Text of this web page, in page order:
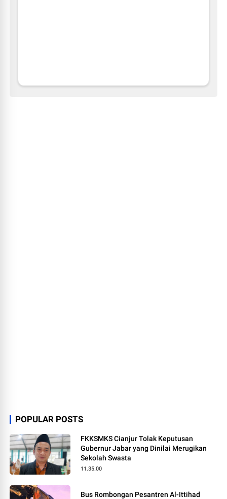
POPULAR POSTS
FKKSMKS Cianjur Tolak Keputusan
Gubernur Jabar yang Dinilai Merugikan
Sekolah Swasta
11.35.00
Bus Rombongan Pesantren Al-Ittihad